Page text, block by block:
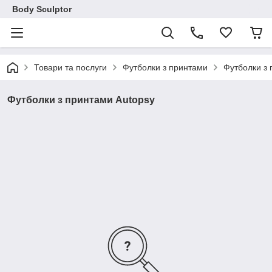
Body Sculptor
Товари та послуги Футболки з принтами Футболки з
Футболки з принтами Autopsy